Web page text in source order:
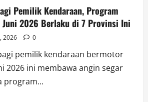
Pemilik Kendaraan, Program
Juni 2026 Berlaku di 7 Provinsi Ini
2026 0
pemilik kendaraan bermotor
2026 ini membawa angin segar
program...